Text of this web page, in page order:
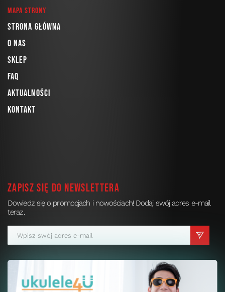
Mapa strony
Strona główna
O nas
Sklep
FAQ
Aktualności
Kontakt
Zapisz się do newslettera
Dowiedz się o promocjach i nowościach! Dodaj swój adres e-mail
teraz.